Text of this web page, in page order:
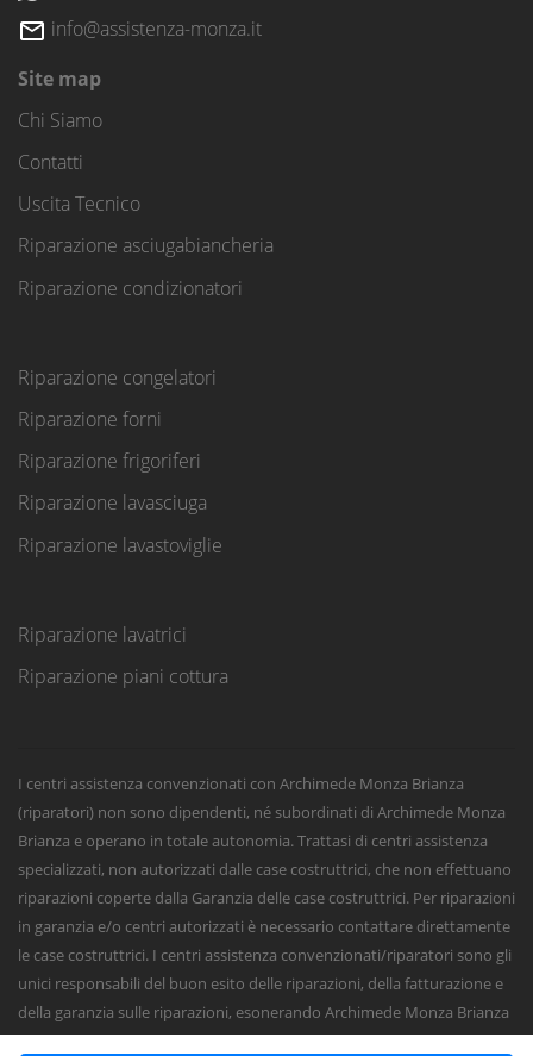
info@assistenza-monza.it
Site map
Chi Siamo
Contatti
Uscita Tecnico
Riparazione asciugabiancheria
Riparazione condizionatori
Riparazione congelatori
Riparazione forni
Riparazione frigoriferi
Riparazione lavasciuga
Riparazione lavastoviglie
Riparazione lavatrici
Riparazione piani cottura
I centri assistenza convenzionati con Archimede Monza Brianza
(riparatori) non sono dipendenti, né subordinati di Archimede Monza
Brianza e operano in totale autonomia. Trattasi di centri assistenza
specializzati, non autorizzati dalle case costruttrici, che non effettuano
riparazioni coperte dalla Garanzia delle case costruttrici. Per riparazioni
in garanzia e/o centri autorizzati è necessario contattare direttamente
le case costruttrici. I centri assistenza convenzionati/riparatori sono gli
unici responsabili del buon esito delle riparazioni, della fatturazione e
della garanzia sulle riparazioni, esonerando Archimede Monza Brianza
da qualsiasi responsabilità civile, penale o fiscale sugli interventi e sulle